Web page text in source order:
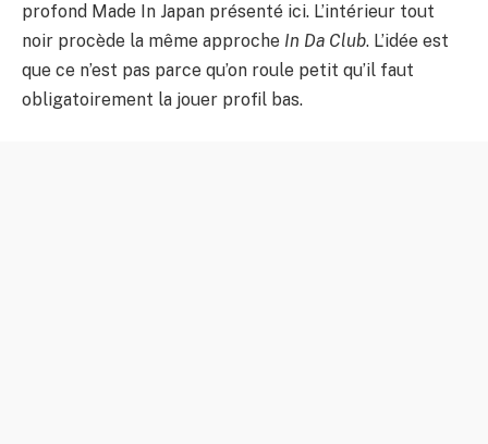
profond Made In Japan présenté ici. L’intérieur tout
noir procède la même approche In Da Club. L’idée est
que ce n’est pas parce qu’on roule petit qu’il faut
obligatoirement la jouer profil bas.